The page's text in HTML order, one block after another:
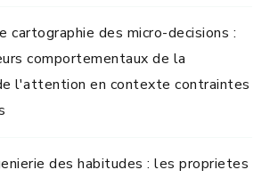
cartographie des micro-decisions :
comportementaux de la
l'attention en contexte contraintes
des habitudes : les proprietes